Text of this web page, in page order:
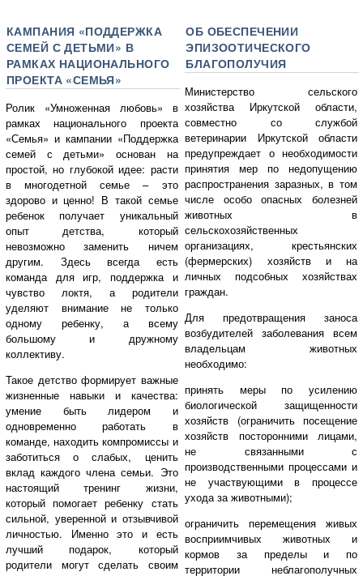
КАМПАНИЯ «ПОДДЕРЖКА
СЕМЕЙ С ДЕТЬМИ» В
РАМКАХ НАЦИОНАЛЬНОГО
ПРОЕКТА «СЕМЬЯ»
Ролик «Умноженная любовь» в
рамках национального проекта
«Семья» и кампании «Поддержка
семей с детьми» основан на
простой, но глубокой идее: расти
в многодетной семье – это
здорово и ценно! В такой семье
ребенок получает уникальный
опыт детства, который
невозможно заменить ничем
другим. Здесь всегда есть
команда для игр, поддержка и
чувство локтя, а родители
уделяют внимание не только
одному ребенку, а всему
большому и дружному
коллективу.
Такое детство формирует важные
жизненные навыки и качества:
умение быть лидером и
одновременно работать в
команде, находить компромиссы и
заботиться о слабых, ценить
вклад каждого члена семьи. Это
настоящий тренинг жизни,
который помогает ребенку стать
сильной, уверенной и отзывчивой
личностью. Именно это и есть
лучший подарок, который
родители могут сделать своим
ОБ ОБЕСПЕЧЕНИИ
ЭПИЗООТИЧЕСКОГО
БЛАГОПОЛУЧИЯ
Министерство сельского
хозяйства Иркутской области,
совместно со службой
ветеринарии Иркутской области
предупреждает о необходимости
принятия мер по недопущению
распространения заразных, в том
числе особо опасных болезней
животных в
сельскохозяйственных
организациях, крестьянских
(фермерских) хозяйств и на
личных подсобных хозяйствах
граждан.
Для предотвращения заноса
возбудителей заболевания всем
владельцам животных
необходимо:
принять меры по усилению
биологической защищенности
хозяйств (ограничить посещение
хозяйств посторонними лицами,
не связанными с
производственными процессами и
не участвующими в процессе
ухода за животными);
ограничить перемещения живых
восприимчивых животных и
кормов за пределы и по
территории неблагополучных